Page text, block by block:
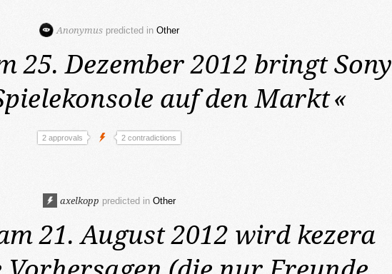
Anonymus predicted in Other
25. Dezember 2012 bringt Sony
auf den Markt«
2 approvals 2 contradictions
axelkopp predicted in Other
21. August 2012 wird kezera